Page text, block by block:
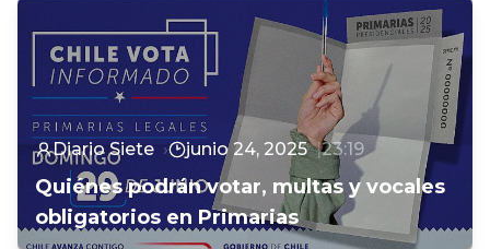
Diario Siete junio 24, 2025 23:19
Quiénes podrán votar, multas y vocales
obligatorios en Primarias